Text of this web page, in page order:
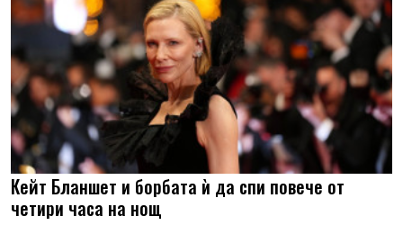
Кейт Бланшет и борбата ѝ да спи повече от
четири часа на нощ